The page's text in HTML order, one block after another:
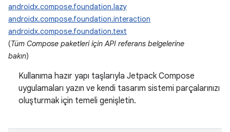
androidx.compose.foundation.lazy
androidx.compose.foundation.interaction
androidx.compose.foundation.text
(Tüm Compose paketleri için API referans belgelerine
bakın)
Kullanıma hazır yapı taşlarıyla Jetpack Compose
uygulamaları yazın ve kendi tasarım sistemi parçalarınızı
oluşturmak için temeli genişletin.